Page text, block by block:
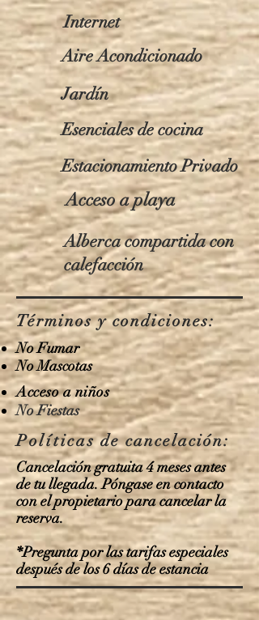
Internet
Aire Acondicionado
Jardín
Esenciales de cocina
Estacionamiento Privado
Acceso a playa
Alberca compartida con
calefacción
Términos y condiciones:
No Fumar
No Mascotas
Acceso a niños
No Fiestas
Políticasde cancelación:
Cancelación gratuita 4 meses antes
de tu llegada. Póngase en contacto
con el propietario para cancelar la
reserva.
*Pregunta por las tarifas especiales
después de los 6 días de estancia